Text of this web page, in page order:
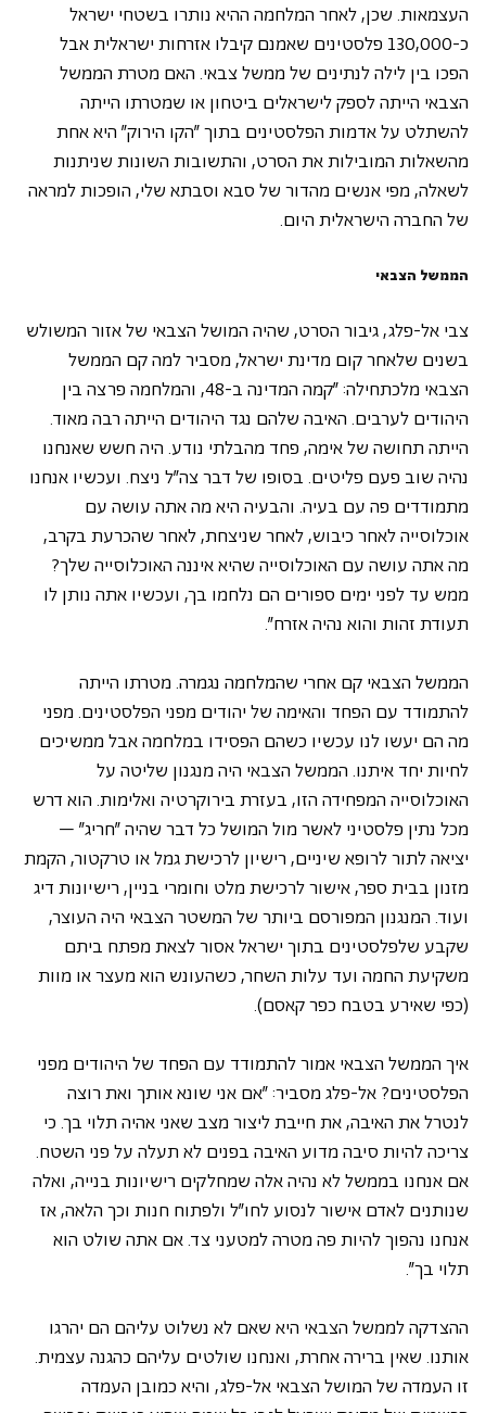
העצמאות. שכן, לאחר המלחמה ההיא נותרו בשטחי ישראל
כ-130,000 פלסטינים שאמנם קיבלו אזרחות ישראלית אבל
הפכו בין לילה לנתינים של ממשל צבאי. האם מטרת הממשל
הצבאי הייתה לספק לישראלים ביטחון או שמטרתו הייתה
להשתלט על אדמות הפלסטינים בתוך "הקו הירוק" היא אחת
מהשאלות המובילות את הסרט, והתשובות השונות שניתנות
לשאלה, מפי אנשים מהדור של סבא וסבתא שלי, הופכות למראה
של החברה הישראלית היום.
הממשל הצבאי
צבי אל-פלג, גיבור הסרט, שהיה המושל הצבאי של אזור המשולש
בשנים שלאחר קום מדינת ישראל, מסביר למה קם הממשל
הצבאי מלכתחילה: "קמה המדינה ב-48, והמלחמה פרצה בין
היהודים לערבים. האיבה שלהם נגד היהודים הייתה רבה מאוד.
הייתה תחושה של אימה, פחד מהבלתי נודע. היה חשש שאנחנו
נהיה שוב פעם פליטים. בסופו של דבר צה"ל ניצח. ועכשיו אנחנו
מתמודדים פה עם בעיה. והבעיה היא מה אתה עושה עם
אוכלוסייה לאחר כיבוש, לאחר שניצחת, לאחר שהכרעת בקרב,
מה אתה עושה עם האוכלוסייה שהיא איננה האוכלוסייה שלך?
ממש עד לפני ימים ספורים הם נלחמו בך, ועכשיו אתה נותן לו
תעודת זהות והוא נהיה אזרח".
הממשל הצבאי קם אחרי שהמלחמה נגמרה. מטרתו הייתה
להתמודד עם הפחד והאימה של יהודים מפני הפלסטינים. מפני
מה הם יעשו לנו עכשיו כשהם הפסידו במלחמה אבל ממשיכים
לחיות יחד איתנו. הממשל הצבאי היה מנגנון שליטה על
האוכלוסייה המפחידה הזו, בעזרת בירוקרטיה ואלימות. הוא דרש
מכל נתין פלסטיני לאשר מול המושל כל דבר שהיה "חריג" –
יציאה לתור לרופא שיניים, רישיון לרכישת גמל או טרקטור, הקמת
מזנון בבית ספר, אישור לרכישת מלט וחומרי בניין, רישיונות דיג
ועוד. המנגנון המפורסם ביותר של המשטר הצבאי היה העוצר,
שקבע שלפלסטינים בתוך ישראל אסור לצאת מפתח ביתם
משקיעת החמה ועד עלות השחר, כשהעונש הוא מעצר או מוות
(כפי שאירע בטבח כפר קאסם).
איך הממשל הצבאי אמור להתמודד עם הפחד של היהודים מפני
הפלסטינים? אל-פלג מסביר: "אם אני שונא אותך ואת רוצה
לנטרל את האיבה, את חייבת ליצור מצב שאני אהיה תלוי בך. כי
צריכה להיות סיבה מדוע האיבה בפנים לא תעלה על פני השטח.
אם אנחנו בממשל לא נהיה אלה שמחלקים רישיונות בנייה, ואלה
שנותנים לאדם אישור לנסוע לחו"ל ולפתוח חנות וכך הלאה, אז
אנחנו נהפוך להיות פה מטרה למטעני צד. אם אתה שולט הוא
תלוי בך".
ההצדקה לממשל הצבאי היא שאם לא נשלוט עליהם הם יהרגו
אותנו. שאין ברירה אחרת, ואנחנו שולטים עליהם כהגנה עצמית.
זו העמדה של המושל הצבאי אל-פלג, והיא כמובן העמדה